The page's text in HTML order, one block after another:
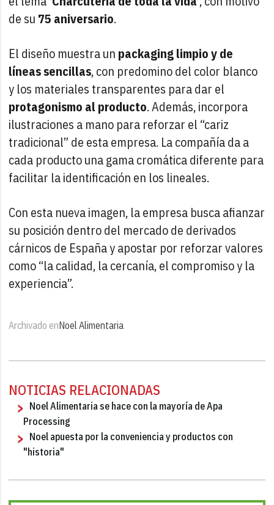
de su 75 aniversario.
El diseño muestra un packaging limpio y de
líneas sencillas, con predomino del color blanco
y los materiales transparentes para dar el
protagonismo al producto. Además, incorpora
ilustraciones a mano para reforzar el “cariz
tradicional” de esta empresa. La compañía da a
cada producto una gama cromática diferente para
facilitar la identificación en los lineales.
Con esta nueva imagen, la empresa busca afianzar
su posición dentro del mercado de derivados
cárnicos de España y apostar por reforzar valores
como “la calidad, la cercanía, el compromiso y la
experiencia”.
Archivado enNoel Alimentaria
NOTICIAS RELACIONADAS
Noel Alimentaria se hace con la mayoría de Apa
Processing
Noel apuesta por la conveniencia y productos con
"historia"